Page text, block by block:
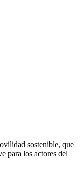
sostenible, que
para los actores del